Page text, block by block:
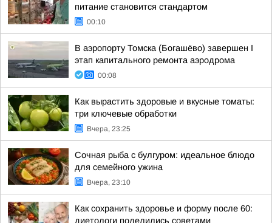
питание становится стандартом
00:10
В аэропорту Томска (Богашёво) завершен I
этап капитального ремонта аэродрома
00:08
Как вырастить здоровые и вкусные томаты:
три ключевые обработки
Вчера, 23:25
Сочная рыба с булгуром: идеальное блюдо
для семейного ужина
Вчера, 23:10
Как сохранить здоровье и форму после 60:
диетологи поделились советами